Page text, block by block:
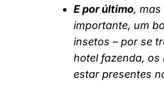
E por último, mas
importante, um
insetos – por se
hotel fazenda, os
estar presentes